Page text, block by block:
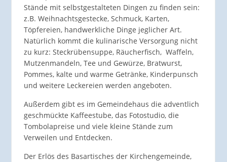
Stände mit selbstgestalteten Dingen zu finden sein:
z.B. Weihnachtsgestecke, Schmuck, Karten,
Töpfereien, handwerkliche Dinge jeglicher Art.
Natürlich kommt die kulinarische Versorgung nicht
zu kurz: Steckrübensuppe, Räucherfisch, Waffeln,
Mutzenmandeln, Tee und Gewürze, Bratwurst,
Pommes, kalte und warme Getränke, Kinderpunsch
und weitere Leckereien werden angeboten.
Außerdem gibt es im Gemeindehaus die adventlich
geschmückte Kaffeestube, das Fotostudio, die
Tombolapreise und viele kleine Stände zum
Verweilen und Entdecken.
Der Erlös des Basartisches der Kirchengemeinde,